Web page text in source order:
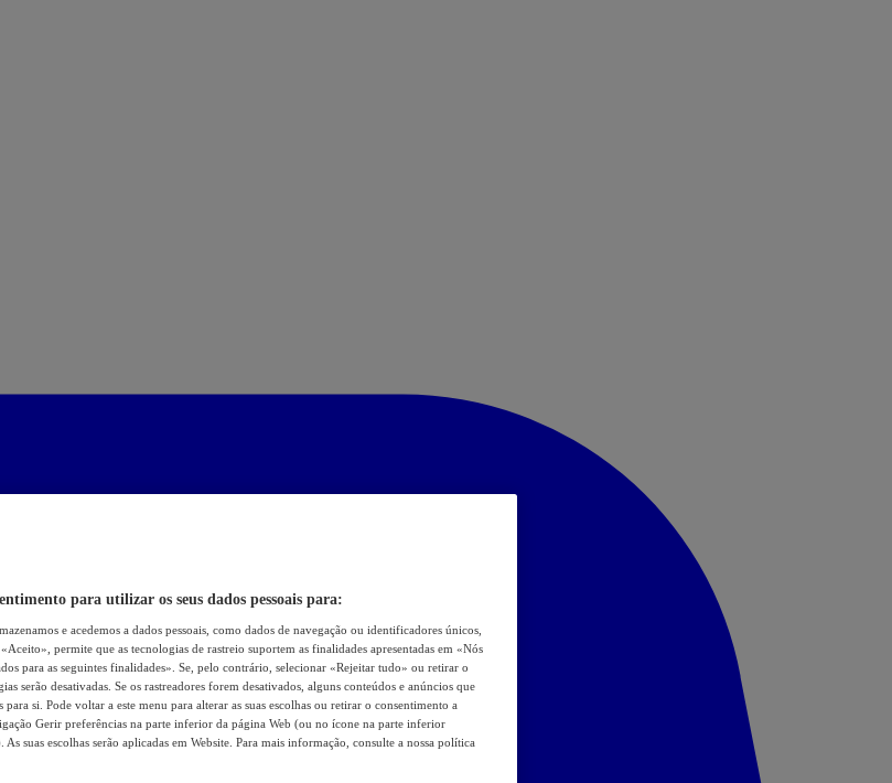
para utilizar os seus dados pessoais para:
e acedemos a dados pessoais, como dados de navegação ou identificadores únicos,
permite que as tecnologias de rastreio suportem as finalidades apresentadas em «Nós
para as seguintes finalidades». Se, pelo contrário, selecionar «Rejeitar tudo» ou retirar o
serão desativadas. Se os rastreadores forem desativados, alguns conteúdos e anúncios que
si. Pode voltar a este menu para alterar as suas escolhas ou retirar o consentimento a
Gerir preferências na parte inferior da página Web (ou no ícone na parte inferior
suas escolhas serão aplicadas em Website. Para mais informação, consulte a nossa política